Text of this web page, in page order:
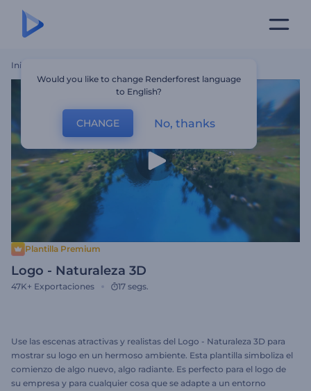
Inicio
Plantilla Premium
Logo - Naturaleza 3D
47K+ Exportaciones 17 segs.
Use las escenas atractivas y realistas del Logo - Naturaleza 3D para
mostrar su logo en un hermoso ambiente. Esta plantilla simboliza el
comienzo de algo nuevo, algo radiante. Es perfecto para el logo de
su empresa y para cualquier cosa que se adapte a un entorno
Would you like to change Renderforest language
to English?
CHANGE No, thanks